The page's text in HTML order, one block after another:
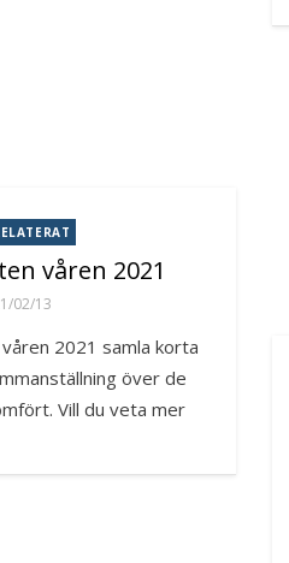
våren 2021
02/13
2021 samla korta
över de
Vill du veta mer